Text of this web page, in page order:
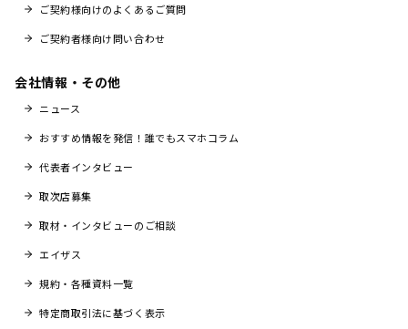
ご契約様向けのよくあるご質問
ご契約者様向け問い合わせ
会社情報・その他
ニュース
おすすめ情報を発信！誰でもスマホコラム
代表者インタビュー
取次店募集
取材・インタビューのご相談
エイザス
規約・各種資料一覧
特定商取引法に基づく表示